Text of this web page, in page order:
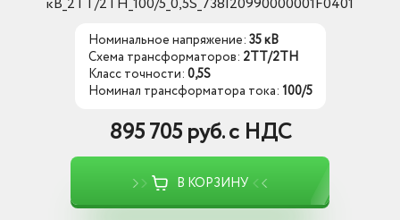
Номинальное напряжение: 35 кВ
Схема трансформаторов: 2ТТ/2ТН
Класс точности: 0,5S
Номинал трансформатора тока: 100/5
895 705 руб. с НДС
В КОРЗИНУ